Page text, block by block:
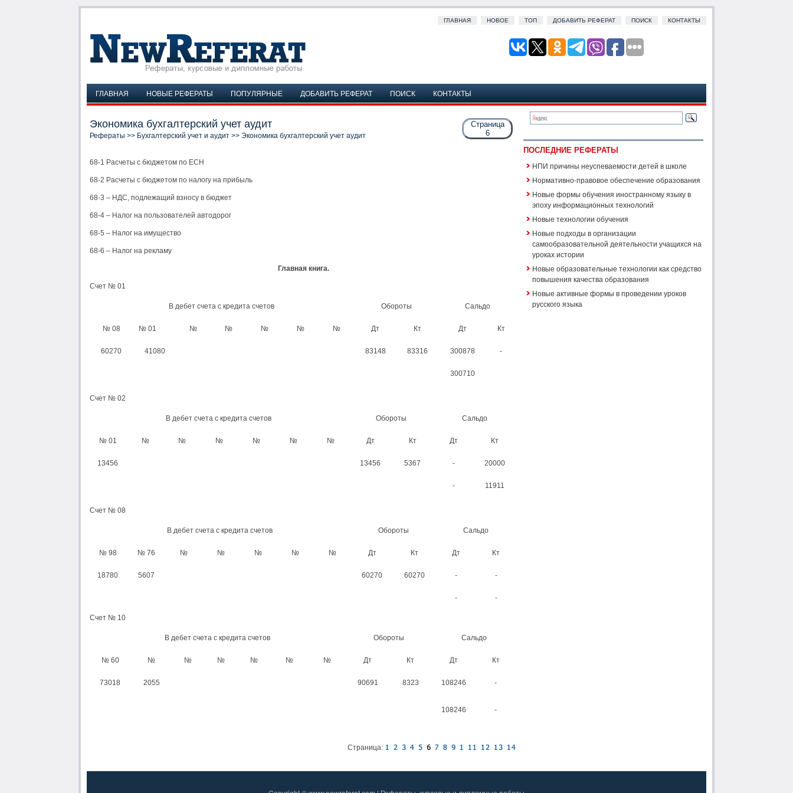
ГЛАВНАЯ НОВОЕ ТОП ДОБАВИТЬ РЕФЕРАТ ПОИСК КОНТАКТЫ
ГЛАВНАЯ НОВЫЕ РЕФЕРАТЫ ПОПУЛЯРНЫЕ ДОБАВИТЬ РЕФЕРАТ ПОИСК КОНТАКТЫ
Страница
6
Экономика бухгалтерский учет аудит
Рефераты >> Бухгалтерский учет и аудит >> Экономика бухгалтерский учет аудит
68-1 Расчеты с бюджетом по ЕСН
68-2 Расчеты с бюджетом по налогу на прибыль
68-3 – НДС, подлежащий взносу в бюджет
68-4 – Налог на пользователей автодорог
68-5 – Налог на имущество
68-6 – Налог на рекламу
Главная книга.
Счет № 01
В дебет счета с кредита счетов Обороты Сальдо
№ 08 № 01 № № № № № Дт Кт Дт Кт
60270 41080 83148 83316 300878 -
300710
Счет № 02
В дебет счета с кредита счетов Обороты Сальдо
№ 01 № № № № № № Дт Кт Дт Кт
13456 13456 5367 - 20000
- 11911
Счет № 08
В дебет счета с кредита счетов Обороты Сальдо
№ 98 № 76 № № № № № Дт Кт Дт Кт
18780 5607 60270 60270 - -
- -
Счет № 10
В дебет счета с кредита счетов Обороты Сальдо
№ 60 № № № № № № Дт Кт Дт Кт
73018 2055 90691 8323 108246 -
108246 -
Страница:
ПОСЛЕДНИЕ РЕФЕРАТЫ
НПИ причины неуспеваемости детей в школе
Нормативно-правовое обеспечение образования
Новые формы обучения иностранному языку в
эпоху информационных технологий
Новые технологии обучения
Новые подходы в организации
самообразовательной деятельности учащихся на
уроках истории
Новые образовательные технологии как средство
повышения качества образования
Новые активные формы в проведении уроков
русского языка